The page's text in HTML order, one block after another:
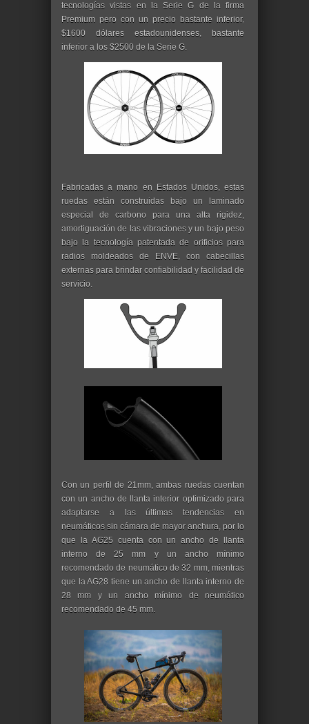
tecnologías vistas en la Serie G de la firma
Premium pero con un precio bastante inferior,
$1600 dólares estadounidenses, bastante
inferior a los $2500 de la Serie G.
Fabricadas a mano en Estados Unidos, estas
ruedas están construidas bajo un laminado
especial de carbono para una alta rigidez,
amortiguación de las vibraciones y un bajo peso
bajo la tecnología patentada de orificios para
radios moldeados de ENVE, con cabecillas
externas para brindar confiabilidad y facilidad de
servicio.
Con un perfil de 21mm, ambas ruedas cuentan
con un ancho de llanta interior optimizado para
adaptarse a las últimas tendencias en
neumáticos sin cámara de mayor anchura, por lo
que la AG25 cuenta con un ancho de llanta
interno de 25 mm y un ancho mínimo
recomendado de neumático de 32 mm, mientras
que la AG28 tiene un ancho de llanta interno de
28 mm y un ancho mínimo de neumático
recomendado de 45 mm.